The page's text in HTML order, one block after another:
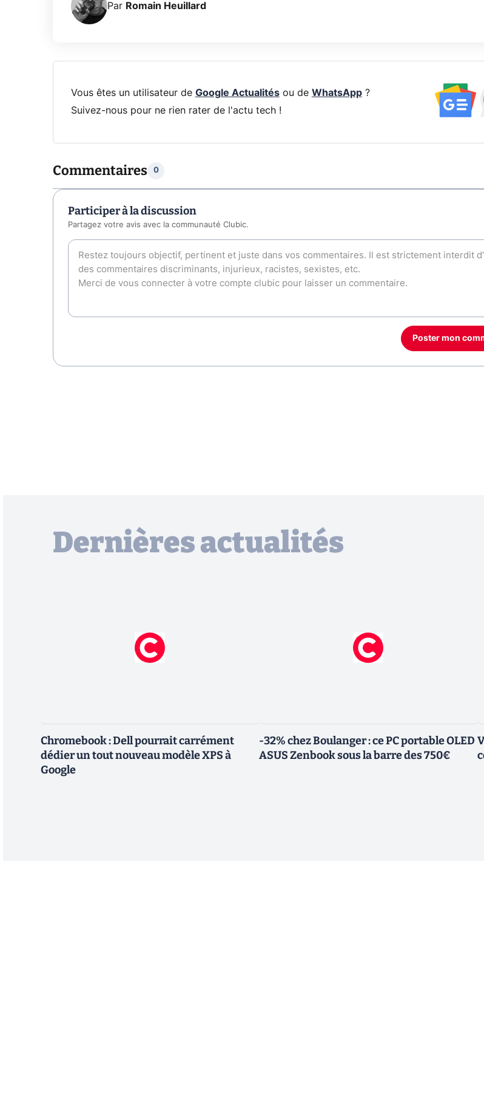
Par Romain Heuillard
Vous êtes un utilisateur de Google Actualitésou de WhatsApp?
Suivez-nous pour ne rien rater de l'actu tech !
Commentaires 0
Participer à la discussion
Partagez votre avis avec la communauté Clubic.
Poster mon
Dernières actualités
Chromebook : Dell pourrait carrément
dédier un tout nouveau modèle XPS à
Google
-32% chez Boulanger : ce PC portable OLED
ASUS Zenbook sous la barre des 750€